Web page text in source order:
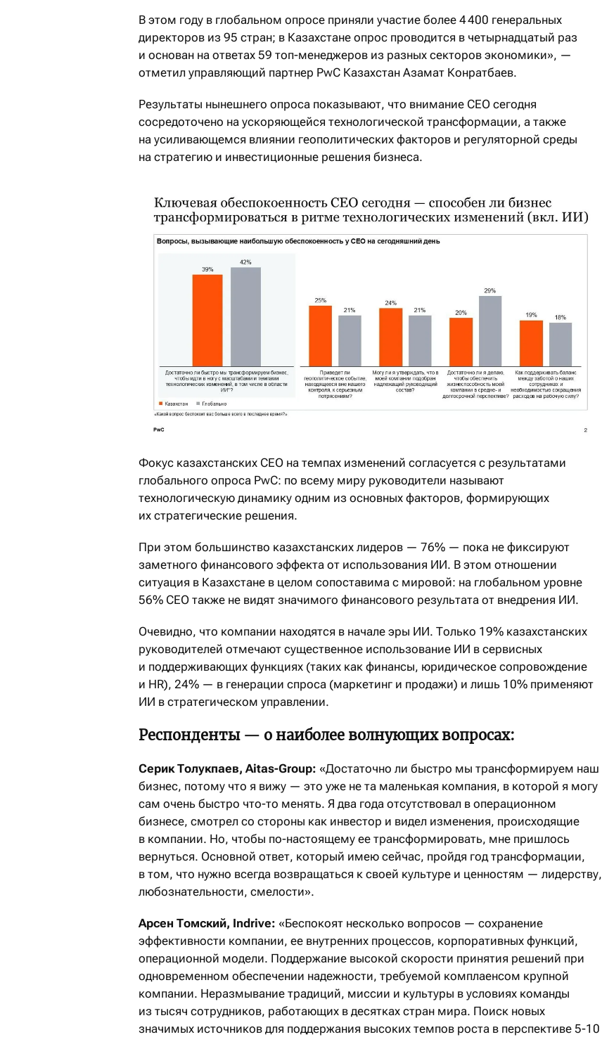
В этом году в глобальном опросе приняли участие более 4 400 генеральных
директоров из 95 стран; в Казахстане опрос проводится в четырнадцатый раз
и основан на ответах 59 топ-менеджеров из разных секторов экономики», —
отметил управляющий партнер PwC Казахстан Азамат Конратбаев.
Результаты нынешнего опроса показывают, что внимание СЕО сегодня
сосредоточено на ускоряющейся технологической трансформации, а также
на усиливающемся влиянии геополитических факторов и регуляторной среды
на стратегию и инвестиционные решения бизнеса.
Фокус казахстанских СЕО на темпах изменений согласуется с результатами
глобального опроса PwC: по всему миру руководители называют
технологическую динамику одним из основных факторов, формирующих
их стратегические решения.
При этом большинство казахстанских лидеров — 76% — пока не фиксируют
заметного финансового эффекта от использования ИИ. В этом отношении
ситуация в Казахстане в целом сопоставима с мировой: на глобальном уровне
56% CEO также не видят значимого финансового результата от внедрения ИИ.
Очевидно, что компании находятся в начале эры ИИ. Только 19% казахстанских
руководителей отмечают существенное использование ИИ в сервисных
и поддерживающих функциях (таких как финансы, юридическое сопровождение
и HR), 24% — в генерации спроса (маркетинг и продажи) и лишь 10% применяют
ИИ в стратегическом управлении.
Респонденты — о наиболее волнующих вопросах:
Серик Толукпаев, Aitas-Group: «Достаточно ли быстро мы трансформируем наш
бизнес, потому что я вижу — это уже не та маленькая компания, в которой я могу
сам очень быстро что-то менять. Я два года отсутствовал в операционном
бизнесе, смотрел со стороны как инвестор и видел изменения, происходящие
в компании. Но, чтобы по-настоящему ее трансформировать, мне пришлось
вернуться. Основной ответ, который имею сейчас, пройдя год трансформации,
в том, что нужно всегда возвращаться к своей культуре и ценностям — лидерству,
любознательности, смелости».
Арсен Томский, Indrive: «Беспокоят несколько вопросов — сохранение
эффективности компании, ее внутренних процессов, корпоративных функций,
операционной модели. Поддержание высокой скорости принятия решений при
одновременном обеспечении надежности, требуемой комплаенсом крупной
компании. Неразмывание традиций, миссии и культуры в условиях команды
из тысяч сотрудников, работающих в десятках стран мира. Поиск новых
значимых источников для поддержания высоких темпов роста в перспективе 5-10